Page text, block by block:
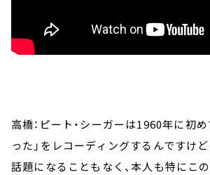
高橋：ピート・シーガーは1960年に初
った」をレコーディングするんですけ
話題になることもなく、本人も特にこ